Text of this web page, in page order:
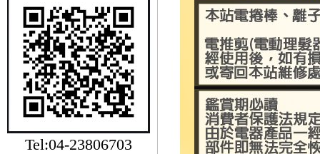
Tel:04-23806703